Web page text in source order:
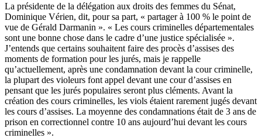
La présidente de la délégation aux droits des femmes du Sénat,
Dominique Vérien, dit, pour sa part, « partager à 100 % le point de
vue de Gérald Darmanin ». « Les cours criminelles départementales
sont une bonne chose dans le cadre d’une justice spécialisée ».
J’entends que certains souhaitent faire des procès d’assises des
moments de formation pour les jurés, mais je rappelle
qu’actuellement, après une condamnation devant la cour criminelle,
la plupart des violeurs font appel devant une cour d’assises en
pensant que les jurés populaires seront plus cléments. Avant la
création des cours criminelles, les viols étaient rarement jugés devant
les cours d’assises. La moyenne des condamnations était de 3 ans de
prison en correctionnel contre 10 ans aujourd’hui devant les cours
criminelles ».